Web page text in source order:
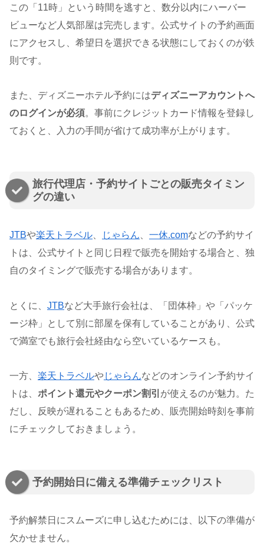
この「11時」という時間を逃すと、数分以内にハーバー
ビューなど人気部屋は完売します。公式サイトの予約画面
にアクセスし、希望日を選択できる状態にしておくのが鉄
則です。
また、ディズニーホテル予約にはディズニーアカウントへ
のログインが必須。事前にクレジットカード情報を登録し
ておくと、入力の手間が省けて成功率が上がります。
旅行代理店・予約サイトごとの販売タイミン
グの違い
JTBや楽天トラベル じゃらん 一休.comなどの予約サイ
トは、公式サイトと同じ日程で販売を開始する場合と、独
自のタイミングで販売する場合があります。
とくに、 JTBなど大手旅行会社は、「団体枠」や「パッケ
ージ枠」として別に部屋を保有していることがあり、公式
で満室でも旅行会社経由なら空いているケースも。
一方、 楽天トラベルやじゃらんなどのオンライン予約サイ
トは、 ポイント還元やクーポン割引 が使えるのが魅力。た
だし、反映が遅れることもあるため、販売開始時刻を事前
にチェックしておきましょう。
予約開始日に備える準備チェックリスト
予約解禁日にスムーズに申し込むためには、以下の準備が
欠かせません。